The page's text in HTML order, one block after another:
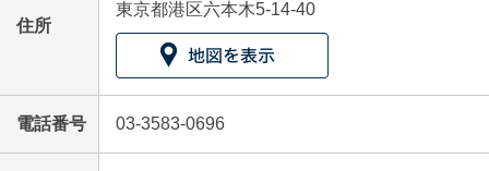
住所
東京都港区六本木5-14-40
電話番号 03-3583-0696